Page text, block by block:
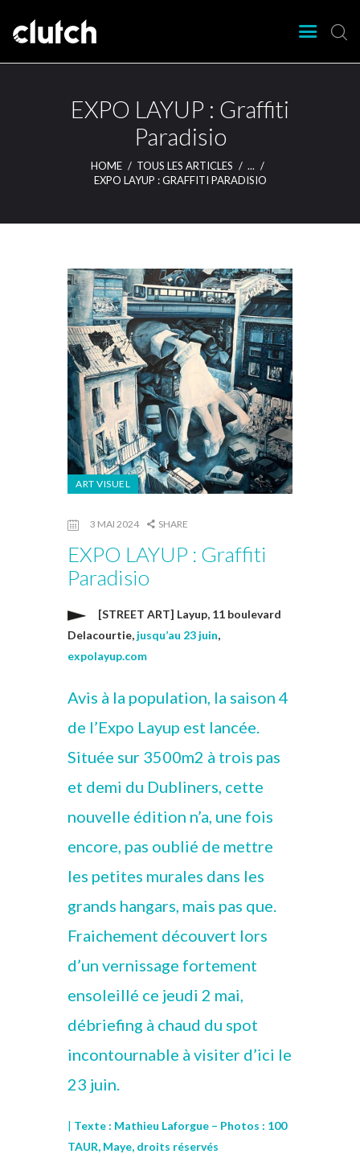
EXPO LAYUP : Graffiti
Paradisio
HOME TOUS LES ARTICLES
...
EXPO LAYUP : GRAFFITI PARADISIO
Clutch Webzine
Agenda
Nos éditions
Articles
ART VISUEL
3 MAI 2024 SHARE
EXPO LAYUP : Graffiti
Paradisio
[STREET ART] Layup, 11 boulevard
Delacourtie, jusqu’au 23 juin,
expolayup.com
Avis à la population, la saison 4
de l’Expo Layup est lancée.
Située sur 3500m2 à trois pas
et demi du Dubliners, cette
nouvelle édition n’a, une fois
encore, pas oublié de mettre
les petites murales dans les
grands hangars, mais pas que.
Fraichement découvert lors
d’un vernissage fortement
ensoleillé ce jeudi 2 mai,
débriefing à chaud du spot
incontournable à visiter d’ici le
23 juin.
| Texte : Mathieu Laforgue – Photos : 100
TAUR, Maye, droits réservés